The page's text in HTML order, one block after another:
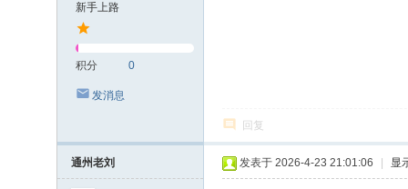
新手上路
积分 0
发消息
回复
通州老刘 发表于 2026-4-23 21:01:06 显